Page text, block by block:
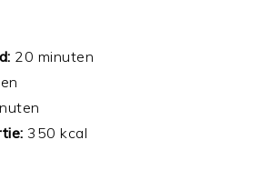
20 minuten
350 kcal